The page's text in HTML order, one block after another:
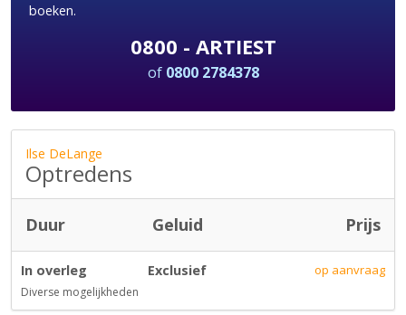
boeken.
0800 - ARTIEST
of 0800 2784378
Ilse DeLange
Optredens
Duur Geluid Prijs
In overleg Exclusief op aanvraag
Diverse mogelijkheden